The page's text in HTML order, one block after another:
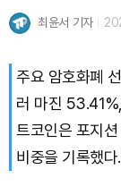
Solana (SOL)
TRON (TRX)
최윤서 기자
주요 암호화폐
러 마진
트코인은 포지
비중을 기록했다.